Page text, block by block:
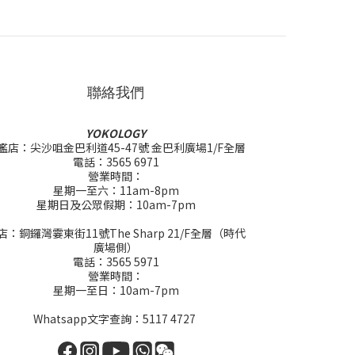
聯絡我們
YOKOLOGY
店：尖沙咀金巴利道45-47號 金巴利廣場1/F全層
電話：3565 6971
營業時間：
星期一至六：11am-8pm
星期日及公眾假期：10am-7pm
：銅鑼灣霎東街11號The Sharp 21/F全層（時代
廣場側）
電話：3565 5971
營業時間：
星期一至日：10am-7pm
Whatsapp文字查詢：5117 4727